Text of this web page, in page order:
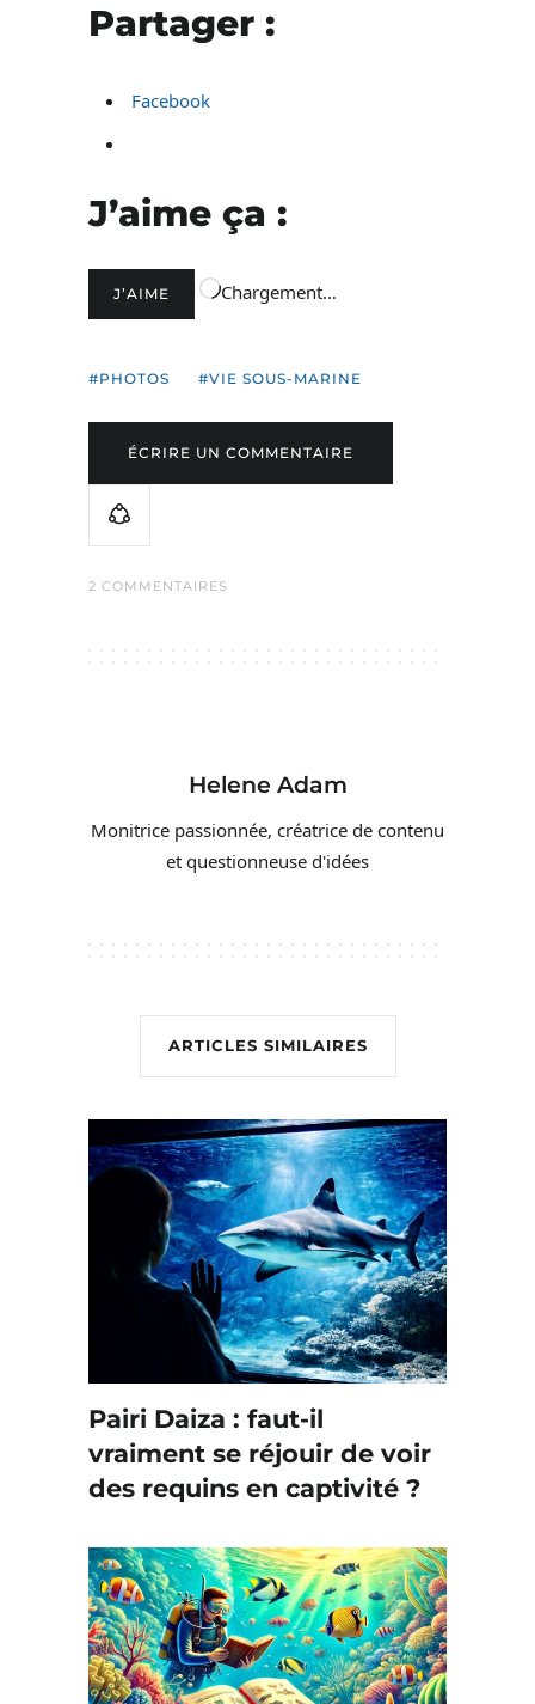
Partager :
Facebook
J’aime ça :
J’AIME Chargement…
PHOTOS VIE SOUS-MARINE
ÉCRIRE UN COMMENTAIRE
2 COMMENTAIRES
Helene Adam
Monitrice passionnée, créatrice de contenu
et questionneuse d'idées
ARTICLES SIMILAIRES
Pairi Daiza : faut-il
vraiment se réjouir de voir
des requins en captivité ?